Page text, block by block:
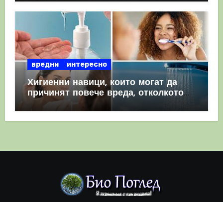
вредни интересно
Хигиенни навици, които могат да
причинят повече вреда, отколкото
полза